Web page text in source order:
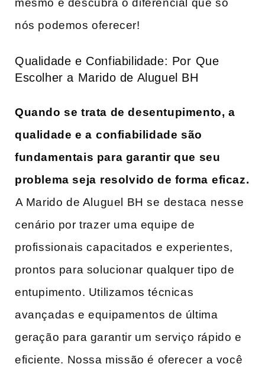
mesmo e descubra o diferencial que só
nós podemos oferecer!
Qualidade e Confiabilidade: Por ⁣Que
Escolher a Marido de Aluguel BH
Quando ‌se trata de desentupimento, a
qualidade e a⁢ confiabilidade ‍são
fundamentais ‌para garantir que seu‍
problema seja⁤ resolvido de forma ⁤eficaz.
⁣A ‍Marido de Aluguel BH ‍se⁣ destaca ⁣nesse​
cenário por trazer uma equipe de
profissionais capacitados e experientes,
prontos para solucionar⁢ qualquer tipo de
entupimento. Utilizamos técnicas
avançadas e equipamentos de última
geração ​para ​garantir um serviço rápido e
eficiente. ‌Nossa missão ​é oferecer⁤ a você